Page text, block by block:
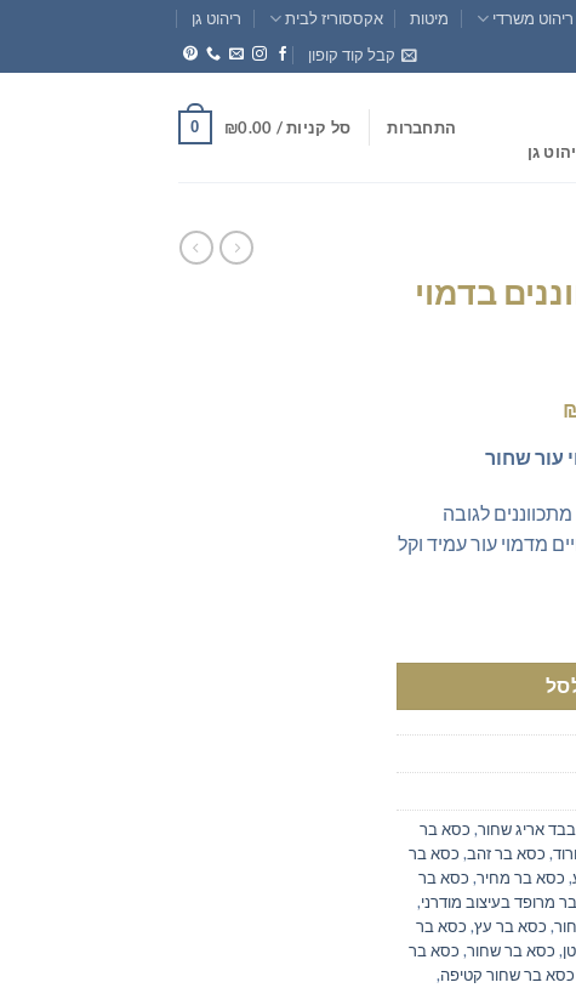
ריהוט משרדי מיטות אקססוריז לבית
ריהוט גן
קבל קוד קופון
גן
התחברות סל קניות / ₪0.00
0
בדמוי
הוא:
₪239.00.
עור שחור
לגובה
עשויים מדמוי עור עמיד וקל
אריג שחור, כסא בר
, כסא בר זהב, כסא בר
, כסא בר מחיר, כסא בר
מרופד בעיצוב מודרני,
, כסא בר עץ, כסא בר
, כסא בר שחור, כסא בר
כסא בר שחור קטיפה,